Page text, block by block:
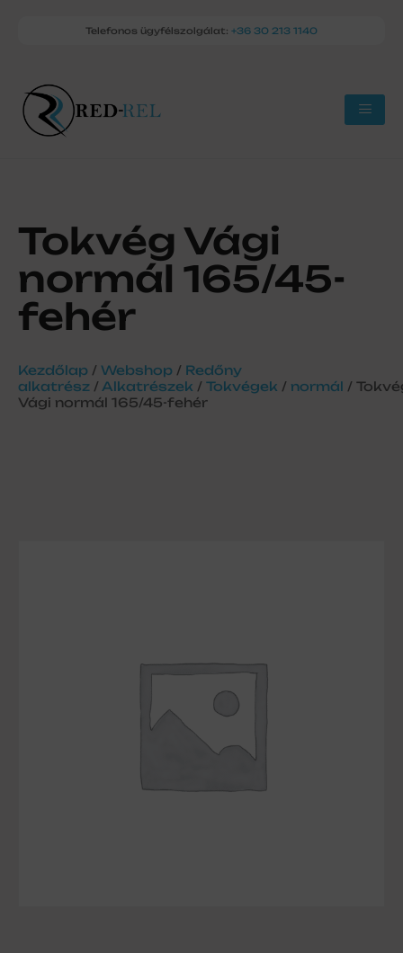
Telefonos ügyfélszolgálat: +36 30 213 1140
Tokvég Vági
normál 165/45-
fehér
Kezdőlap / Webshop / Redőny
alkatrész / Alkatrészek / Tokvégek / normál /
Vági normál 165/45-fehér